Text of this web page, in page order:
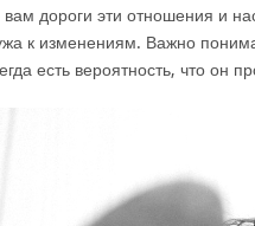
вам дороги эти отношения и
к изменениям. Важно
есть вероятность, что он